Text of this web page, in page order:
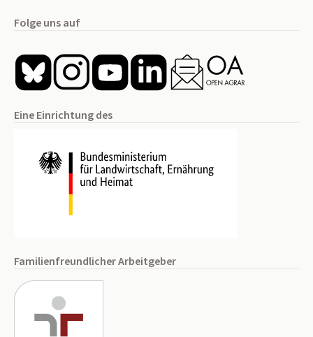
Folge uns auf
Eine Einrichtung des
Familienfreundlicher Arbeitgeber